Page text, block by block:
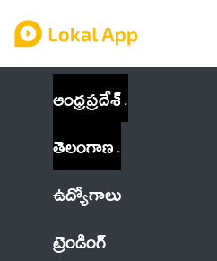
ఆంధ్రప్రదేశ్
తెలంగాణ
ఉద్యోగాలు
ట్రెండింగ్